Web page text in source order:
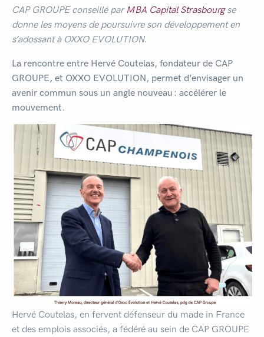
CAP GROUPE conseillé parMBA Capital Strasbourgse
donne les moyens de poursuivre son développement en
s’adossant à OXXO EVOLUTION.
La rencontre entre Hervé Coutelas, fondateur de CAP
GROUPE, et OXXO EVOLUTION, permet d’envisager un
avenir commun sous un angle nouveau : accélérer le
mouvement.
Hervé Coutelas, en fervent défenseur du made in France
et des emplois associés, a fédéré au sein de CAP GROUPE